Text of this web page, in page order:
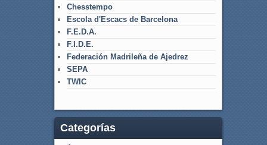
Chesstempo
Escola d'Escacs de Barcelona
F.E.D.A.
F.I.D.E.
Federación Madrileña de Ajedrez
SEPA
TWIC
Categorías